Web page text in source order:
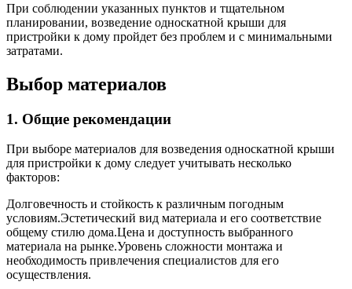
При соблюдении указанных пунктов и тщательном
планировании, возведение односкатной крыши для
пристройки к дому пройдет без проблем и с минимальными
затратами.
Выбор материалов
1. Общие рекомендации
При выборе материалов для возведения односкатной крыши
для пристройки к дому следует учитывать несколько
факторов:
Долговечность и стойкость к различным погодным
условиям.Эстетический вид материала и его соответствие
общему стилю дома.Цена и доступность выбранного
материала на рынке.Уровень сложности монтажа и
необходимость привлечения специалистов для его
осуществления.